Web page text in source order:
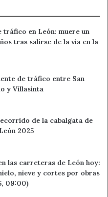
tráfico en León: muere un
tras salirse de la vía en la
de tráfico entre San
y Villasinta
de la cabalgata de
2025
las carreteras de León hoy:
nieve y cortes por obras
09:00)